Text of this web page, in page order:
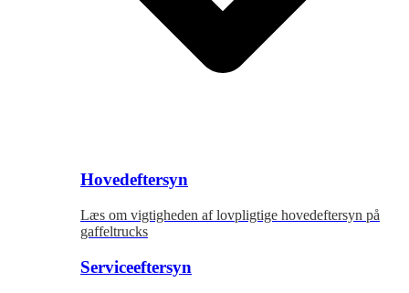
Hovedeftersyn
Læs om vigtigheden af lovpligtige hovedeftersyn på
gaffeltrucks
Serviceeftersyn